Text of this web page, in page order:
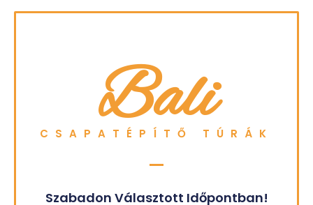
Bali
CSAPATÉPÍTŐ TÚRÁK
Szabadon Választott Időpontban!